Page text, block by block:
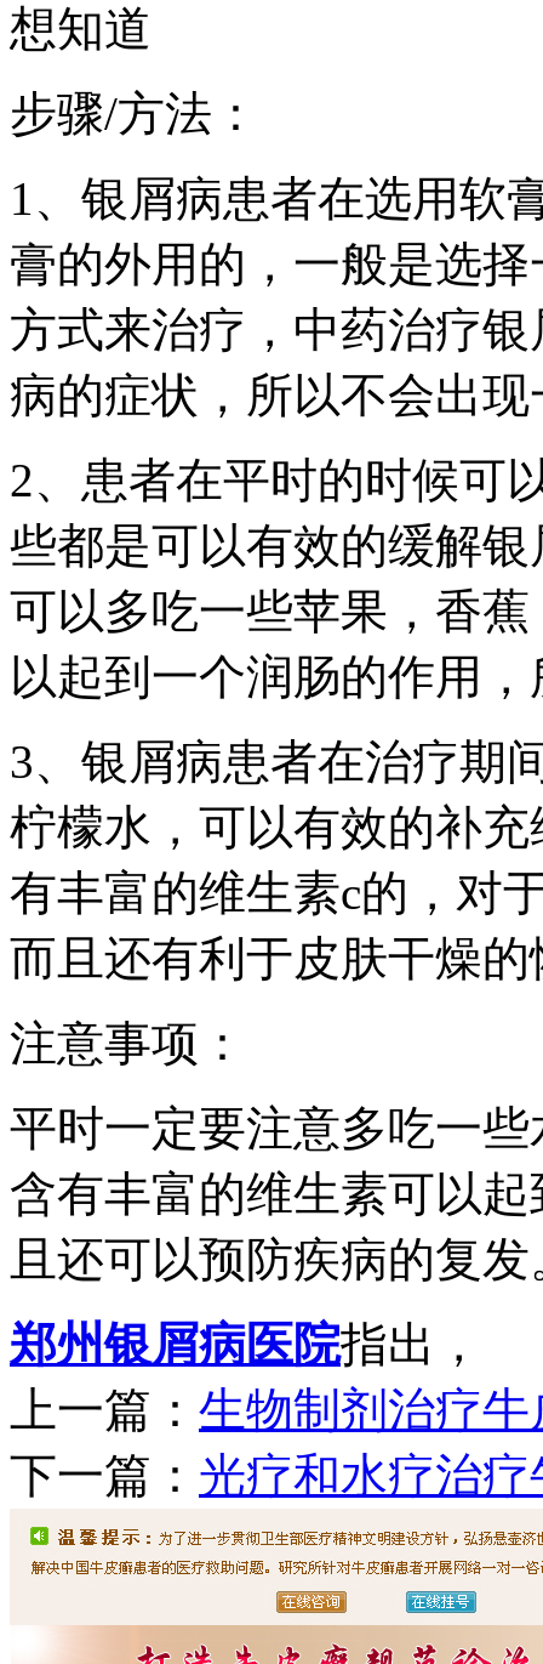
想知道
步骤/方法：
1、银屑病患者在选用软
膏的外用的，一般是选
方式来治疗，中药治疗
病的症状，所以不会出
2、患者在平时的时候可
些都是可以有效的缓解
可以多吃一些苹果，香
以起到一个润肠的作用
3、银屑病患者在治疗期
柠檬水，可以有效的补
有丰富的维生素c的，对
而且还有利于皮肤干燥的
注意事项：
平时一定要注意多吃一
含有丰富的维生素可以
且还可以预防疾病的复发
郑州银屑病医院指出，
上一篇： 生物制剂治疗
下一篇： 光疗和水疗治